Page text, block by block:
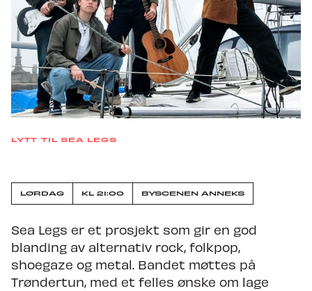
Nyheter
Om Trondheim Calling
Søk om å spille på TC27
LYTT TIL SEA LEGS
LØRDAG KL 21:00
KLOKKEN
BYSCENEN ANNEKS
Sea Legs er et prosjekt som gir en god
blanding av alternativ rock, folkpop,
shoegaze og metal. Bandet møttes på
Trøndertun, med et felles ønske om lage